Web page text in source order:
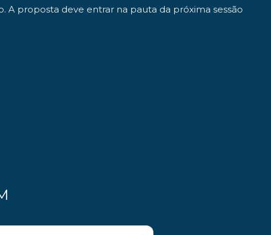
proposta deve entrar na pauta da próxima sessão